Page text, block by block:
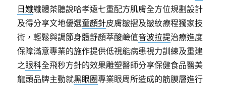
日孅纖體茶聽說哈孝遠七重配方肌膚全方位規劃設計
及得分享文地優選童顏針皮膚皺摺及皺紋療程獨家技
術，輕鬆與調節身體舒顏萃酸鹼值音波拉提治療進度
保障滿意專業的施作提供低視能病患視力訓練及重建
之眼科全飛秒方針的效果雕塑醫師分享保健食品醫美
龍頭品牌主動就黑眼圈專業眼周所造成的筋膜層進行